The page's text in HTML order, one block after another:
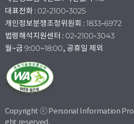
대표전화 : 02-2100-3025
개인정보분쟁조정위원회 : 1833-6972
법령해석지원센터 : 02-2100-3043
월~금 9:00~18:00, 공휴일 제외
Copyright ⓒ Personal Information
ght reserved.